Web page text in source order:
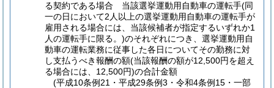
る契約である場合 当該選挙運動用自動車の運転手(同
一の日において2人以上の選挙運動用自動車の運転手が
雇用される場合には、当該候補者が指定するいずれか1
人の運転手に限る。)のそれぞれにつき、選挙運動用自
動車の運転業務に従事した各日についてその勤務に対
し支払うべき報酬の額(当該報酬の額が12,500円を超え
る場合には、12,500円)の合計金額
(平成10条例21・平成29条例3・令和4条例15・一部